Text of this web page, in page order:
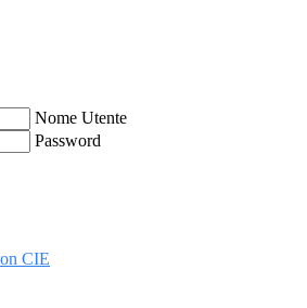
Nome Utente
Password
CIE